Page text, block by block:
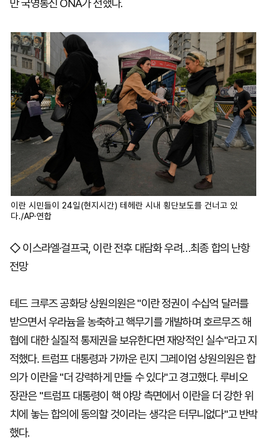
만 국영통신 ONA가 전했다.
이란 시민들이 24일(현지시간) 테헤란 시내 횡단보도를 건너고 있
다./AP·연합
◇ 이스라엘·걸프국, 이란 전후 대담화 우려…최종 합의 난항
전망
테드 크루즈 공화당 상원의원은 "이란 정권이 수십억 달러를
받으면서 우라늄을 농축하고 핵무기를 개발하며 호르무즈 해
협에 대한 실질적 통제권을 보유한다면 재앙적인 실수"라고 지
적했다. 트럼프 대통령과 가까운 린지 그레이엄 상원의원은 합
의가 이란을 "더 강력하게 만들 수 있다"고 경고했다. 루비오
장관은 "트럼프 대통령이 핵 야망 측면에서 이란을 더 강한 위
치에 놓는 합의에 동의할 것이라는 생각은 터무니없다"고 반박
했다.